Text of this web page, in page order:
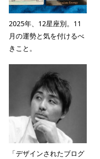
2025年、12星座別。11
月の運勢と気を付けるべ
きこと。
「デザインされたブログ